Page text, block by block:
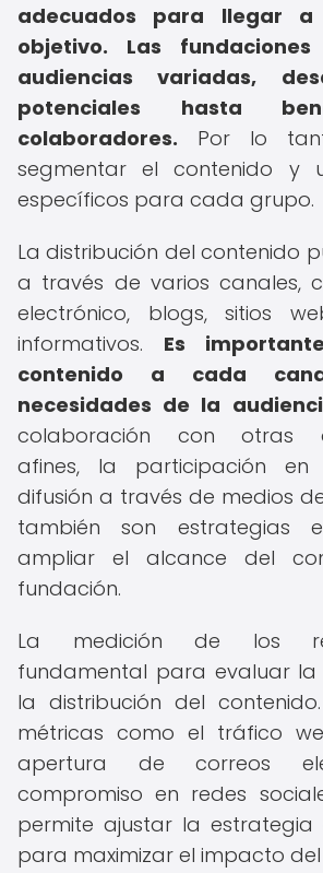
adecuados para llegar
objetivo.
Las
audiencias variadas,
potenciales hasta
colaboradores. Por lo
segmentar el contenido y
específicos para cada grupo.
La distribución del contenido
a través de varios canales,
electrónico, blogs, sitios
informativos. Es
contenido a cada
necesidades de la
colaboración con otras
afines, la participación
difusión a través de medios
también son estrategias
ampliar el alcance del
fundación.
La medición de los
fundamental para evaluar
la distribución del
métricas como el tráfico
apertura de correos
compromiso en redes
permite ajustar la estrategia
para maximizar el impacto